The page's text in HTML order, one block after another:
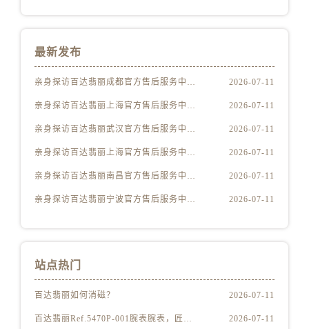
山东省济南市历下区经十路11111号华润中心写字楼（万象城）15层1508室百达翡丽售后服务中心（需提前预约）
山东省威海市环翠区新威海路89号振华商厦一楼名表维修百达翡丽售后服务中心（需提前预约）
上海市徐汇区虹桥路3号港汇中心2座37层3705室百达翡丽售后服务中心（需提前预约）
浙江省金华市金东区东市南街777号金华万达广场4号楼22楼2209室百达翡丽售后服务中心（需提前预约）
最新发布
亲身探访百达翡丽成都官方售后服务中心｜全新维修门店地址及电话（2026年7月最新） 2026-07-11
亲身探访百达翡丽上海官方售后服务中心｜网点地址与客服电话（2026年7月最新） 2026-07-11
亲身探访百达翡丽武汉官方售后服务中心｜全部网点地址电话（2026年7月最新） 2026-07-11
亲身探访百达翡丽上海官方售后服务中心｜网点地址及热线（2026年7月最新） 2026-07-11
亲身探访百达翡丽南昌官方售后服务中心｜地址与官方电话（2026年7月最新） 2026-07-11
亲身探访百达翡丽宁波官方售后服务中心｜官方电话和维修地址（2026年7月最新） 2026-07-11
站点热门
百达翡丽如何消磁？ 2026-07-11
百达翡丽Ref.5470P-001腕表腕表，匠心独运 2026-07-11